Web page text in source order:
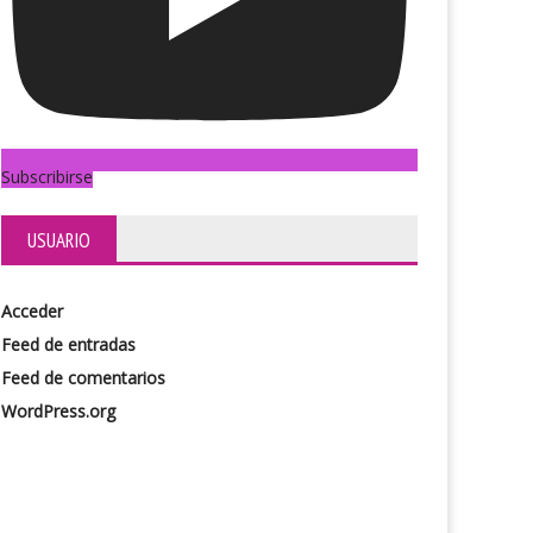
Subscribirse
USUARIO
Acceder
Feed de entradas
Feed de comentarios
WordPress.org